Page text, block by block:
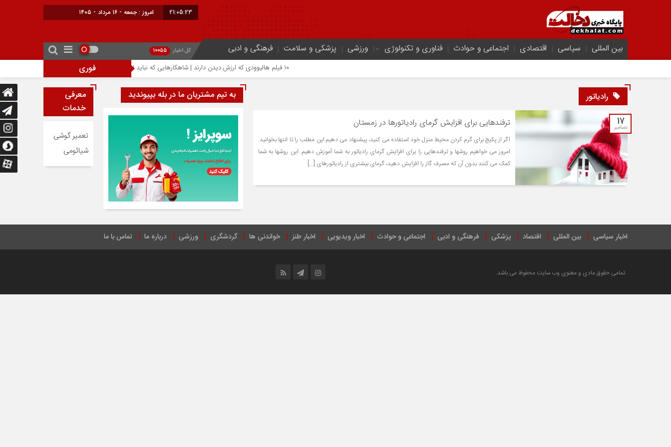
21:05:23 امروز : جمعه - ۱۶ مرداد - ۱۴۰۵
بین المللی سیاسی اقتصادی اجتماعی و حوادث فناوری و تکنولوژی ورزشی پزشکی و سلامت فرهنگی و ادبی کل اخبار 10055
فوری
احتمال افزایش ۳۰۰ دلاری قیمت آیفون ۱۸ پرو؛ تراشه ۲ نانومتری عامل گرانی آیفون‌های جدید اپل
رادیاتور
17
دسامبر ترفندهایی برای افزایش گرمای رادیاتورها در زمستان
اگر از پکیج برای گرم کردن محیط منزل خود استفاده می کنید، پیشنهاد می دهیم این مطلب را تا انتها بخوانید.
امروز می خواهیم روشها و ترفندهایی را برای افزایش گرمای رادیاتور به شما آموزش دهیم. این روشها به شما
کمک می کنند بدون آن که مصرف گاز را افزایش دهید، گرمای بیشتری از رادیاتورهای [...]
به تیم مشتریان ما در بله بپیوندید
معرفی
خدمات
تعمیر گوشی
شیائومی
اخبار سیاسی بین المللی اقتصاد پزشکی فرهنگی و ادبی اجتماعی و حوادث اخبار ویدیویی اخبار طنز خواندنی ها گردشگری ورزشی درباره ما تماس با ما
تمامی حقوق مادی و معنوی وب سایت محفوظ می باشد.